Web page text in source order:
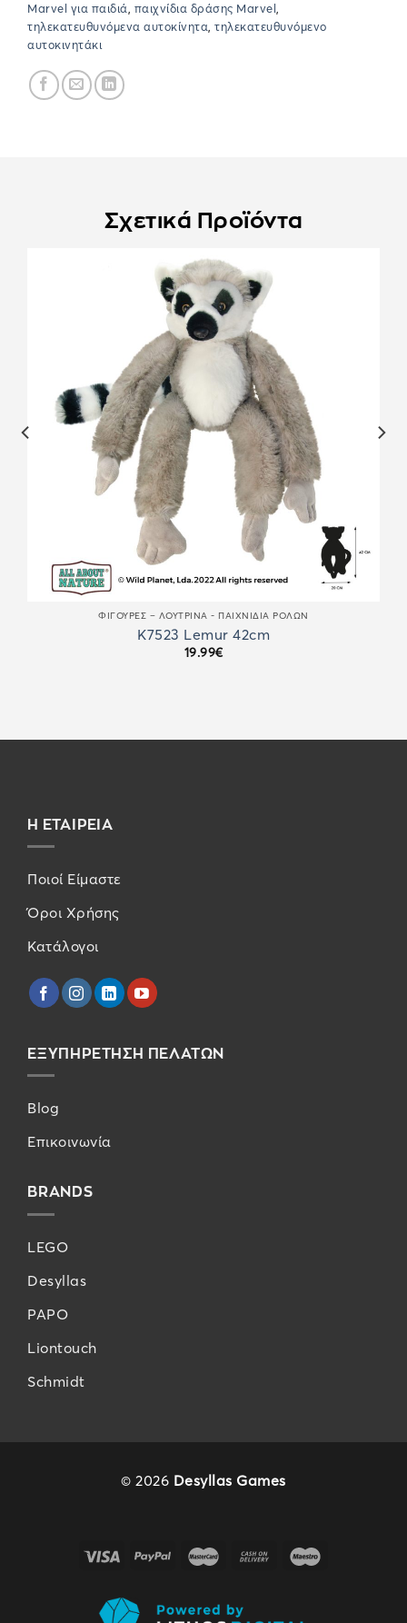
Marvel για παιδιά παιχνίδια δράσης Marvel
τηλεκατευθυνόμενα αυτοκίνητα τηλεκατευθυνόμενο
αυτοκινητάκι
Σχετικά Προϊόντα
ΦΙΓΟΎΡΕΣ – ΛΟΎΤΡΙΝΑ - ΠΑΙΧΝΊΔΙΑ ΡΌΛΩΝ
K7523 Lemur 42cm
19.99€
Η ΕΤΑΙΡΕΙΑ
Ποιοί Είμαστε
Όροι Χρήσης
Κατάλογοι
ΕΞΥΠΗΡΕΤΗΣΗ ΠΕΛΑΤΩΝ
Blog
Επικοινωνία
BRANDS
LEGO
Desyllas
PAPO
Liontouch
Schmidt
© 2026 Desyllas Games